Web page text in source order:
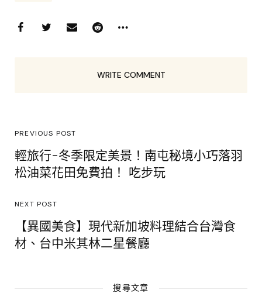
WRITE COMMENT
PREVIOUS POST
輕旅行-冬季限定美景！南屯秘境小巧落羽
松油菜花田免費拍！ 吃步玩
NEXT POST
【異國美食】現代新加坡料理結合台灣食
材、台中米其林二星餐廳
搜尋文章